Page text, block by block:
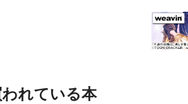
れている本